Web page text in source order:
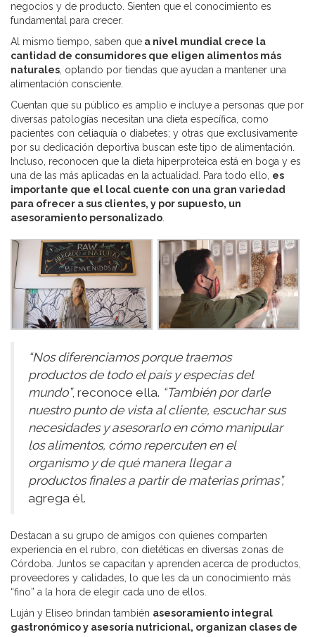
negocios y de producto. Sienten que el conocimiento es
fundamental para crecer.
Al mismo tiempo, saben que a nivel mundial crece la
cantidad de consumidores que eligen alimentos más
naturales, optando por tiendas que ayudan a mantener una
alimentación consciente.
Cuentan que su público es amplio e incluye a personas que por
diversas patologías necesitan una dieta específica, como
pacientes con celiaquía o diabetes; y otras que exclusivamente
por su dedicación deportiva buscan este tipo de alimentación.
Incluso, reconocen que la dieta hiperproteica está en boga y es
una de las más aplicadas en la actualidad. Para todo ello, es
importante que el local cuente con una gran variedad
para ofrecer a sus clientes, y por supuesto, un
asesoramiento personalizado.
“Nos diferenciamos porque traemos
productos de todo el país y especias del
mundo”, reconoce ella. “También por darle
nuestro punto de vista al cliente, escuchar sus
necesidades y asesorarlo en cómo manipular
los alimentos, cómo repercuten en el
organismo y de qué manera llegar a
productos finales a partir de materias primas”,
agrega él.
Destacan a su grupo de amigos con quienes comparten
experiencia en el rubro, con dietéticas en diversas zonas de
Córdoba. Juntos se capacitan y aprenden acerca de productos,
proveedores y calidades, lo que les da un conocimiento más
“fino” a la hora de elegir cada uno de ellos.
Luján y Eliseo brindan también asesoramiento integral
gastronómico y asesoría nutricional, organizan clases de